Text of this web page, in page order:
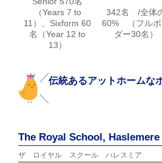
（Years 7 to
11）、Sixform 60
名（Year 12 to
13）
342名 /全体
60% （フルボ
ダー30名）
伝統あるアットホームな
The Royal School, Haslemere
ザ ロイヤル スクール ハレスミア